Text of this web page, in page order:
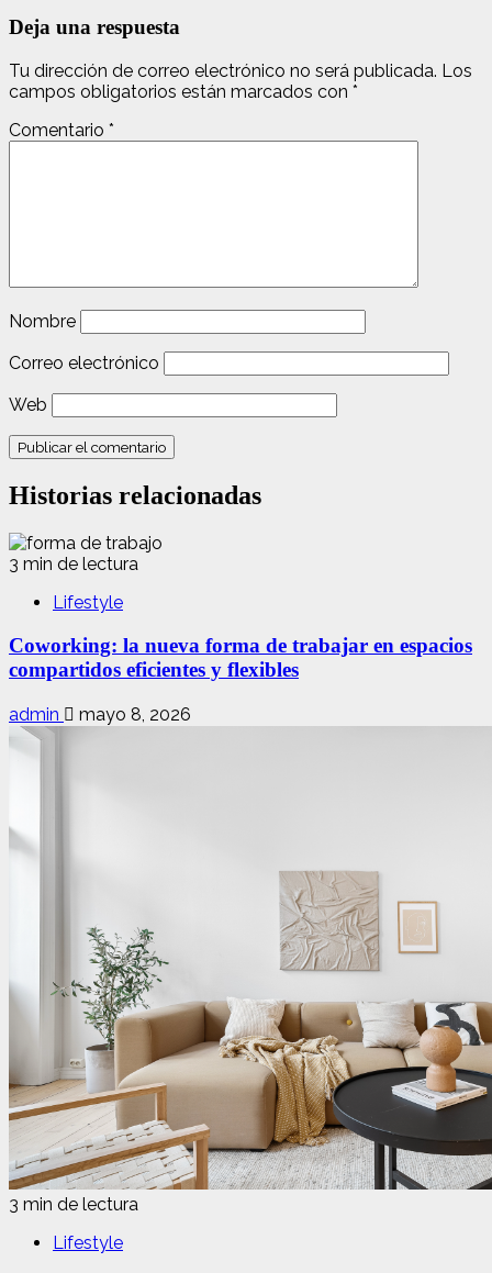
Deja una respuesta
Tu dirección de correo electrónico no será publicada. Los
campos obligatorios están marcados con *
Comentario *
Nombre
Correo electrónico
Web
Historias relacionadas
3 min de lectura
Lifestyle
Coworking: la nueva forma de trabajar en espacios
compartidos eficientes y flexibles
admin mayo 8, 2026
3 min de lectura
Lifestyle